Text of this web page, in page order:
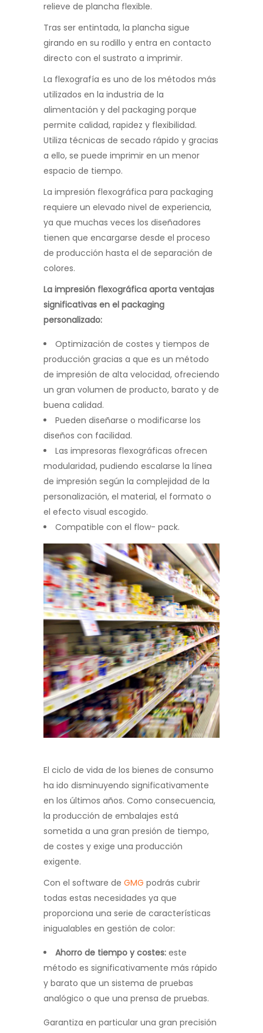
relieve de plancha flexible.
Tras ser entintada, la plancha sigue
girando en su rodillo y entra en contacto
directo con el sustrato a imprimir.
La flexografía es uno de los métodos más
utilizados en la industria de la
alimentación y del packaging porque
permite calidad, rapidez y flexibilidad.
Utiliza técnicas de secado rápido y gracias
a ello, se puede imprimir en un menor
espacio de tiempo.
La impresión flexográfica para packaging
requiere un elevado nivel de experiencia,
ya que muchas veces los diseñadores
tienen que encargarse desde el proceso
de producción hasta el de separación de
colores.
La impresión flexográfica aporta ventajas
significativas en el packaging
personalizado:
Optimización de costes y tiempos de
producción gracias a que es un método
de impresión de alta velocidad, ofreciendo
un gran volumen de producto, barato y de
buena calidad.
Pueden diseñarse o modificarse los
diseños con facilidad.
Las impresoras flexográficas ofrecen
modularidad, pudiendo escalarse la línea
de impresión según la complejidad de la
personalización, el material, el formato o
el efecto visual escogido.
Compatible con el flow- pack.
El ciclo de vida de los bienes de consumo
ha ido disminuyendo significativamente
en los últimos años. Como consecuencia,
la producción de embalajes está
sometida a una gran presión de tiempo,
de costes y exige una producción
exigente.
Con el software de GMG podrás cubrir
todas estas necesidades ya que
proporciona una serie de características
inigualables en gestión de color:
Ahorro de tiempo y costes: este
método es significativamente más rápido
y barato que un sistema de pruebas
analógico o que una prensa de pruebas.
Garantiza en particular una gran precisión